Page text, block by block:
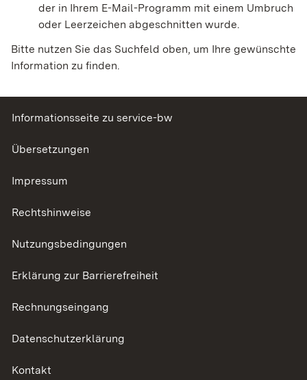
der in Ihrem E-Mail-Programm mit einem Umbruch
oder Leerzeichen abgeschnitten wurde.
Bitte nutzen Sie das Suchfeld oben, um Ihre gewünschte
Information zu finden.
Informationsseite zu service-bw
Übersetzungen
Impressum
Rechtshinweise
Nutzungsbedingungen
Erklärung zur Barrierefreiheit
Rechnungseingang
Datenschutzerklärung
Kontakt